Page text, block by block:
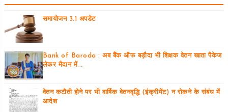
समायोजन 3.1 अपडेट
Bank of Baroda : अब बैंक ऑफ बड़ौदा भी शिक्षक वेतन खाता पैकेज
लेकर मैदान में...
वेतन कटौती होने पर भी वार्षिक वेतनवृद्धि (इंक्रीमेंट) न रोकने के संबंध में
आदेश